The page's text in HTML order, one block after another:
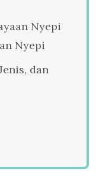
Nyepi
Nyepi
dan